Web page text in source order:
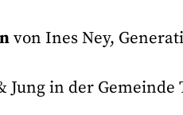
von Ines Ney,
Jung in der Gemeinde